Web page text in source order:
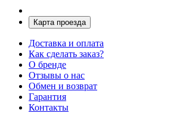
Карта проезда
Доставка и оплата
Как сделать заказ?
О бренде
Отзывы о нас
Обмен и возврат
Гарантия
Контакты